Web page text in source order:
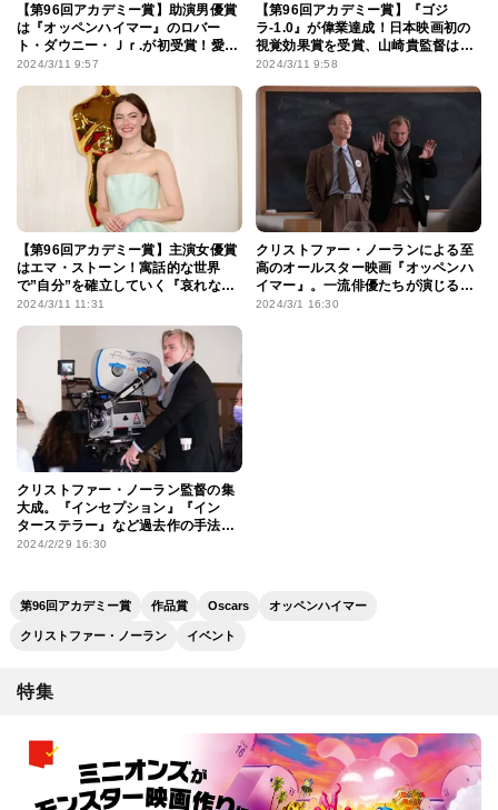
【第96回アカデミー賞】助演男優賞
は『オッペンハイマー』のロバー
ト・ダウニー・Ｊｒ.が初受賞！愛妻
に感謝
2024/3/11 9:57
【第96回アカデミー賞】『ゴジ
ラ-1.0』が偉業達成！日本映画初の
視覚効果賞を受賞、山崎貴監督は
「誰にもチャンスがあることの証だ
2024/3/11 9:58
【第96回アカデミー賞】主演女優賞
はエマ・ストーン！寓話的な世界
で”自分”を確立していく『哀れなる
ものたち』で、2度目の受賞となる
2024/3/11 11:31
クリストファー・ノーランによる至
高のオールスター映画『オッペンハ
イマー』。一流俳優たちが演じる、
本作の登場人物を一挙紹介
2024/3/1 16:30
クリストファー・ノーラン監督の集
大成。『インセプション』『イン
ターステラー』など過去作の手法か
ら紐解く『オッペンハイマー』への
2024/2/29 16:30
第96回アカデミー賞 作品賞 Oscars オッペンハイマー
クリストファー・ノーラン イベント
特集